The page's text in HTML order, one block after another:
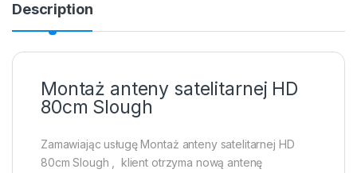
Description
Montaż anteny satelitarnej HD
80cm Slough
Zamawiając usługę Montaż anteny satelitarnej HD
80cm Slough , klient otrzyma nową antenę